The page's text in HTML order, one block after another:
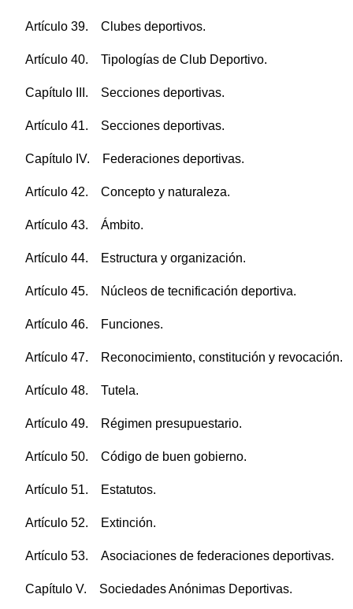
Artículo 39. Clubes deportivos.
Artículo 40. Tipologías de Club Deportivo.
Capítulo III. Secciones deportivas.
Artículo 41. Secciones deportivas.
Capítulo IV. Federaciones deportivas.
Artículo 42. Concepto y naturaleza.
Artículo 43. Ámbito.
Artículo 44. Estructura y organización.
Artículo 45. Núcleos de tecnificación deportiva.
Artículo 46. Funciones.
Artículo 47. Reconocimiento, constitución y revocación.
Artículo 48. Tutela.
Artículo 49. Régimen presupuestario.
Artículo 50. Código de buen gobierno.
Artículo 51. Estatutos.
Artículo 52. Extinción.
Artículo 53. Asociaciones de federaciones deportivas.
Capítulo V. Sociedades Anónimas Deportivas.